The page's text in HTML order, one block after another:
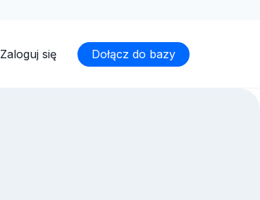
Zaloguj się Dołącz do bazy